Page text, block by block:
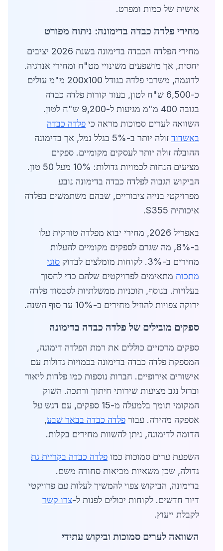
אישית של כמות ומפרט.
מחירי פלדה כבדה בדימונה: ניתוח מפורט
מחירי הפלדה הכבדה בדימונה בשנת 2026 יציבים
יחסית, אך מושפעים משינויי מט"ח ומחירי אנרגיה.
לדוגמה, משרבי פלדה בגודל 200x100 מ"מ עולים
כ-6,500 ש"ח לטון, בעוד קורות פלדה כבדה
בגובה 400 מ"מ מגיעות ל-9,200 ש"ח לטון.
השוואה לערים סמוכות מראה כי פלדה כבדה
באשדוד
זולה יותר ב-5% בגלל נמל, אך בדימונה
ההובלה זולה יותר לעסקים מקומיים. ספקים
מציעים הנחות לכמויות גדולות: 10% מעל 50 טון.
הביקוש הגבוה לפלדה כבדה בדימונה נובע
מפרויקטי בנייה ציבוריים, שבהם משתמשים בפלדה
איכותית S355.
באפריל 2026, מחירי יבוא מפלדה טורקית עלו
ב-8%, מה שגרם לספקים מקומיים להעלות
מחירים ב-3%. לקוחות מומלצים לבדוק
סוגי
מתכות מתאימים לפרויקטים שלהם כדי לחסוך
בעלויות. בנוסף, תוכניות ממשלתיות לסבסוד פלדה
ירוקה צפויות להוזיל מחירים ב-10% עד סוף השנה.
ספקים מובילים של פלדה כבדה בדימונה
ספקים מרכזיים כוללים את רמת הפלדה דימונה,
המספקת פלדה כבדה בדימונה בכמויות גדולות עם
אישורים אירופיים. חברות נוספות כמו פלדות ליאור
וברזל נגב מציעות שירותי חיתוך ורתכה. השוק
המקומי תומך בלמעלה מ-15 ספקים, עם דגש על
אספקה מהירה. עבור פלדה כבדה בבאר שבע,
הדומה לדימונה, ניתן להשוות מחירים בקלות.
השפעת ערים סמוכות כמו פלדה כבדה בקריית גת
גדולה, שכן משאיות מביאות סחורה משם.
בדימונה, הביקוש צפוי להמשיך לעלות עם פרויקטי
דיור חדשים. לקוחות יכולים לפנות ל-צרו קשר
לקבלת ייעוץ.
השוואה לערים סמוכות וביקוש עתידי